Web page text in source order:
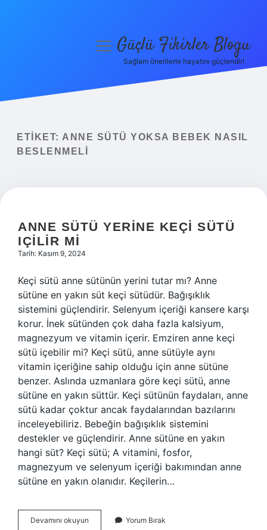
Yasal Uyarı
menüyüGüçlü Fikirler Blogu
Sağlam önerilerle hayatını güçlendir!
ETIKET: ANNE SÜTÜ YOKSA BEBEK NASIL
BESLENMELI
ANNE SÜTÜ YERINE KEÇI SÜTÜ
IÇILIR MI
Tarih: Kasım 9, 2024
Keçi sütü anne sütünün yerini tutar mı? Anne
sütüne en yakın süt keçi sütüdür. Bağışıklık
sistemini güçlendirir. Selenyum içeriği kansere karşı
korur. İnek sütünden çok daha fazla kalsiyum,
magnezyum ve vitamin içerir. Emziren anne keçi
sütü içebilir mi? Keçi sütü, anne sütüyle aynı
vitamin içeriğine sahip olduğu için anne sütüne
benzer. Aslında uzmanlara göre keçi sütü, anne
sütüne en yakın süttür. Keçi sütünün faydaları, anne
sütü kadar çoktur ancak faydalarından bazılarını
inceleyebiliriz. Bebeğin bağışıklık sistemini
destekler ve güçlendirir. Anne sütüne en yakın
hangi süt? Keçi sütü; A vitamini, fosfor,
magnezyum ve selenyum içeriği bakımından anne
sütüne en yakın olanıdır. Keçilerin…
Devamını okuyun Yorum Bırak